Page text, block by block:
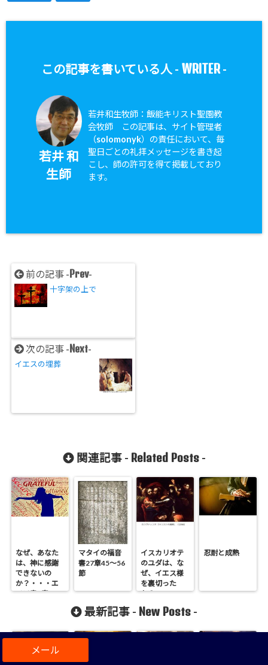
この記事を書いている人 - WRITER-
若井 和
生師
若井和生牧師：飯能キリスト聖園教
会牧師 この記事は、サイト管理者
（solomonyk）の責任において、毎
聖日ごとの礼拝メッセージを書き起
こし、師の許可を得て掲載しており
ます。
前の記事 -Prev-
十字架の上で
次の記事 -Next-
イエスの埋葬
関連記事 - Related Posts-
なぜ、あなた
は、神に感謝
できないの
か？・・・エ
ペソ書5章3～4
マタイの福音
書27章45～56
節
イスカリオテ
のユダは、な
ぜ、イエス様
を裏切った
か？・・・マ
4節
忍耐と成熟
最新記事 - New Posts -